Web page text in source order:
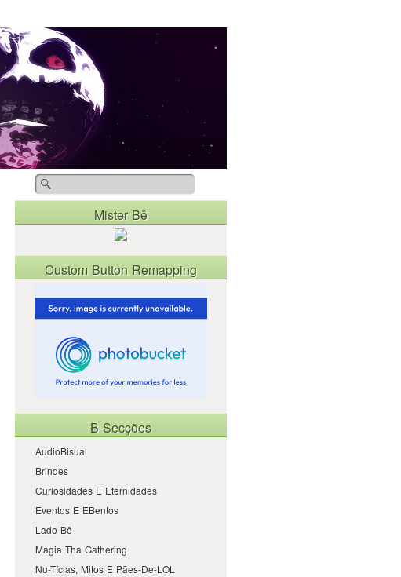
Mister Bê
Custom Button Remapping
B-Secções
AudioBisual
Brindes
Curiosidades E Eternidades
Eventos E EBentos
Lado Bê
Magia Tha Gathering
Nu-Tícias, Mitos E Pães-De-LOL